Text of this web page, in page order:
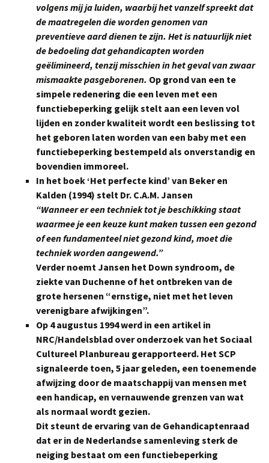
volgens mij ja luiden, waarbij het vanzelf spreekt dat
de maatregelen die worden genomen van
preventieve aard dienen te zijn. Het is natuurlijk niet
de bedoeling dat gehandicapten worden
geëlimineerd, tenzij misschien in het geval van zwaar
mismaakte pasgeborenen. Op grond van een te
simpele redenering die een leven met een
functiebeperking gelijk stelt aan een leven vol
lijden en zonder kwaliteit wordt een beslissing tot
het geboren laten worden van een baby met een
functiebeperking bestempeld als onverstandig en
bovendien immoreel.
In het boek ‘Het perfecte kind’ van Beker en
Kalden (1994) stelt Dr. C.A.M. Jansen
“Wanneer er een techniek tot je beschikking staat
waarmee je een keuze kunt maken tussen een gezond
of een fundamenteel niet gezond kind, moet die
techniek worden aangewend.”
Verder noemt Jansen het Down syndroom, de
ziekte van Duchenne of het ontbreken van de
grote hersenen “ernstige, niet met het leven
verenigbare afwijkingen”.
Op 4 augustus 1994 werd in een artikel in
NRC/Handelsblad over onderzoek van het Sociaal
Cultureel Planbureau gerapporteerd. Het SCP
signaleerde toen, 5 jaar geleden, een toenemende
afwijzing door de maatschappij van mensen met
een handicap, en vernauwende grenzen van wat
als normaal wordt gezien.
Dit steunt de ervaring van de Gehandicaptenraad
dat er in de Nederlandse samenleving sterk de
neiging bestaat om een functiebeperking